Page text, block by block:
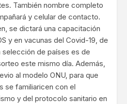
También nombre completo
y celular de contacto.
se dictará una capacitación
y en vacunas del Covid-19, de
selección de países es de
este mismo día. Además,
al modelo ONU, para que
se familiaricen con el
y del protocolo sanitario en